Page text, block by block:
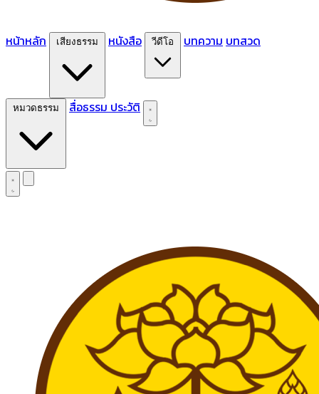
หน้าหลัก หนังสือ บทความ บทสวด
สื่อธรรม ประวัติ